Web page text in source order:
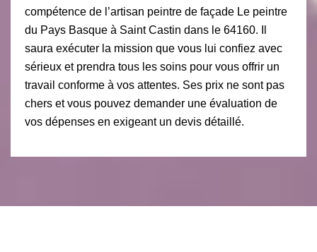
compétence de l’artisan peintre de façade Le peintre
du Pays Basque à Saint Castin dans le 64160. Il
saura exécuter la mission que vous lui confiez avec
sérieux et prendra tous les soins pour vous offrir un
travail conforme à vos attentes. Ses prix ne sont pas
chers et vous pouvez demander une évaluation de
vos dépenses en exigeant un devis détaillé.